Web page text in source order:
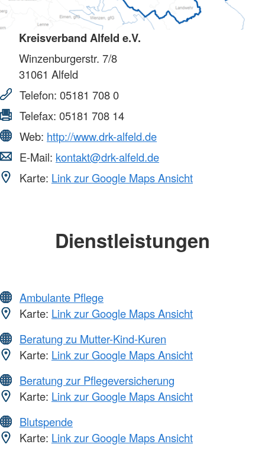
Kreisverband Alfeld e.V.
Winzenburgerstr. 7/8
31061 Alfeld
Telefon: 05181 708 0
Telefax: 05181 708 14
Web: http://www.drk-alfeld.de
E-Mail: kontakt@drk-alfeld.de
Karte: Link zur Google Maps Ansicht
Dienstleistungen
Ambulante Pflege
Karte: Link zur Google Maps Ansicht
Beratung zu Mutter-Kind-Kuren
Karte: Link zur Google Maps Ansicht
Beratung zur Pflegeversicherung
Karte: Link zur Google Maps Ansicht
Blutspende
Karte: Link zur Google Maps Ansicht